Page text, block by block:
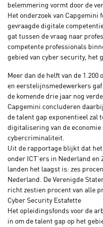
belemmering vormt door de
Het onderzoek van Capgemini
gevraagde digitale
gat tussen de vraag naar
competente professionals
gebied van cyber security, het
Meer dan de helft van de
en eerstelijnsmedewerkers
de komende drie jaar nog
Capgemini concluderen
de talent gap exponentieel zal
digitalisering van de economie
cybercriminaliteit.
Uit de rapportage blijkt dat
onder ICT’ers in Nederland en
landen het laagst is: zes
Nederland. De Verenigde
richt zestien procent van alle
Cyber Security Estafette
Het opleidingsfonds voor de
in om de talent gap op het